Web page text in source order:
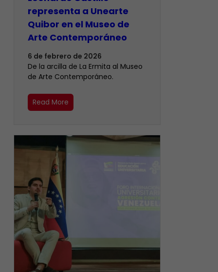
representa a Unearte
Quibor en el Museo de
Arte Contemporáneo
6 de febrero de 2026
De la arcilla de La Ermita al Museo
de Arte Contemporáneo.
Read More